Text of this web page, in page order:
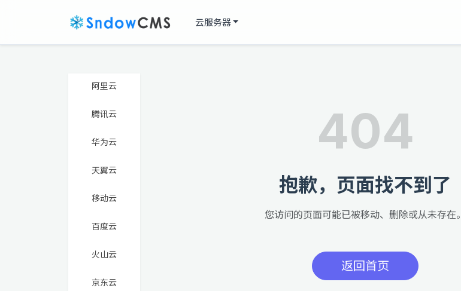
云服务器
阿里云
腾讯云
华为云
天翼云
移动云
百度云
火山云
京东云
404
抱歉，页面找不到了
您访问的页面可能已被移动、删除或从未存在。
返回首页